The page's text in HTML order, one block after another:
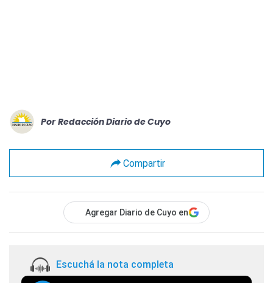
Por Redacción Diario de Cuyo
Compartir
Agregar Diario de Cuyo en
Escuchá la nota completa